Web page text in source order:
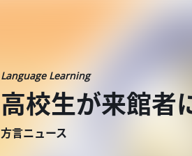
Language Learning
高校生が来館
方言ニュース